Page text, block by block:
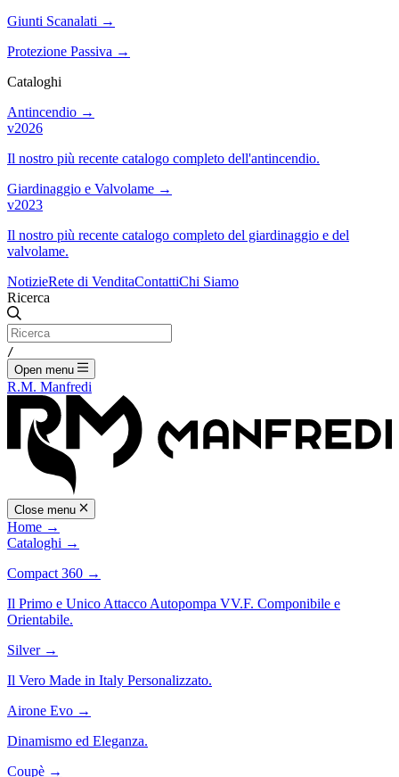
Giunti Scanalati →
Protezione Passiva →
Cataloghi
Antincendio →
v2026
Il nostro più recente catalogo completo dell'antincendio.
Giardinaggio e Valvolame →
v2023
Il nostro più recente catalogo completo del giardinaggio e del
valvolame.
NotizieRete di VenditaContattiChi Siamo
Ricerca
/
Open menu
R.M. Manfredi
Close menu
Home →
Cataloghi →
Compact 360 →
Il Primo e Unico Attacco Autopompa VV.F. Componibile e
Orientabile.
Silver →
Il Vero Made in Italy Personalizzato.
Airone Evo →
Dinamismo ed Eleganza.
Coupè →